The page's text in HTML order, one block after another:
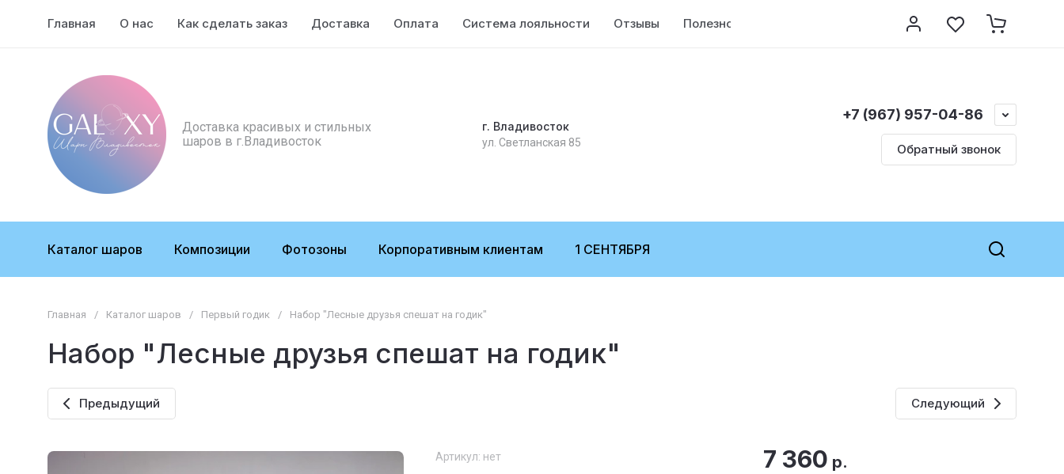
Главная О нас Как сделать заказ Доставка Оплата Система лояльности Отзывы Полезно знать Регистрация
Доставка красивых и стильных
шаров в г.Владивосток
г. Владивосток
ул. Светланская 85
+7 (967) 957-04-86
Обратный звонок
Каталог шаров Композиции Фотозоны Корпоративным клиентам 1 СЕНТЯБРЯ
Главная / Каталог шаров / Первый годик / Набор "Лесные друзья спешат на годик"
Набор "Лесные друзья спешат на годик"
Предыдущий Следующий
Артикул: нет 7 360 р.